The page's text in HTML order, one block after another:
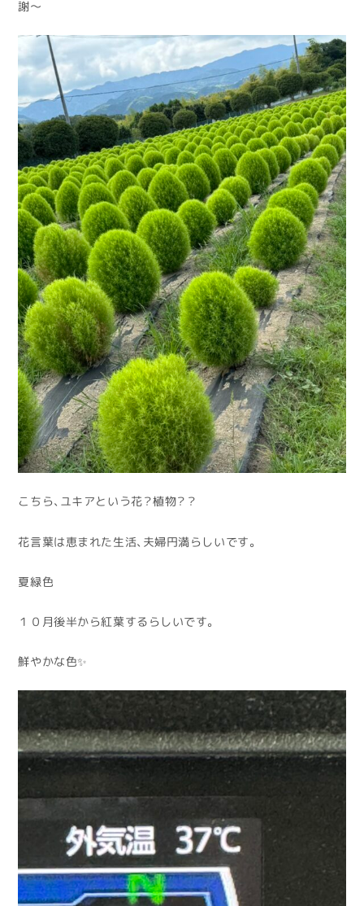
謝～
こちら、ユキアという花？植物？？
花言葉は恵まれた生活、夫婦円満らしいです。
夏緑色
１０月後半から紅葉するらしいです。
鮮やかな色✨